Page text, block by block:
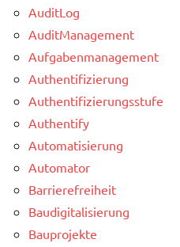
AuditLog
AuditManagement
Aufgabenmanagement
Authentifizierung
Authentifizierungsstufe
Authentify
Automatisierung
Automator
Barrierefreiheit
Baudigitalisierung
Bauprojekte